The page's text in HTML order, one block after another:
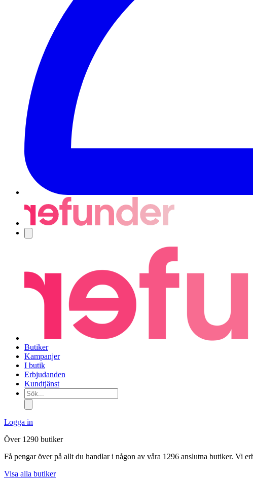
Butiker
Kampanjer
I butik
Erbjudanden
Kundtjänst
Sök...
Logga in
Över 1290 butiker
Få pengar över på allt du handlar i någon av våra 1296 anslutna butiker. Vi
Visa alla butiker